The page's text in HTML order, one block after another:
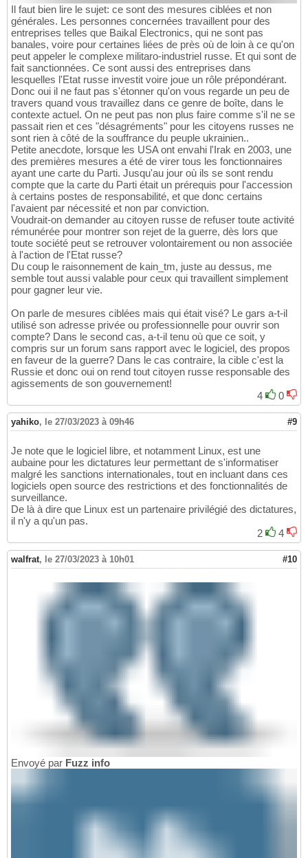
Il faut bien lire le sujet: ce sont des mesures ciblées et non
générales. Les personnes concernées travaillent pour des
entreprises telles que Baikal Electronics, qui ne sont pas
banales, voire pour certaines liées de près où de loin à ce qu'on
peut appeler le complexe militaro-industriel russe. Et qui sont de
fait sanctionnées. Ce sont aussi des entreprises dans
lesquelles l'Etat russe investit voire joue un rôle prépondérant.
Donc oui il ne faut pas s'étonner qu'on vous regarde un peu de
travers quand vous travaillez dans ce genre de boîte, dans le
contexte actuel. On ne peut pas non plus faire comme s'il ne se
passait rien et ces "désagréments" pour les citoyens russes ne
sont rien à côté de la souffrance du peuple ukrainien..
Petite anecdote, lorsque les USA ont envahi l'Irak en 2003, une
des premières mesures a été de virer tous les fonctionnaires
ayant une carte du Parti. Jusqu'au jour où ils se sont rendu
compte que la carte du Parti était un prérequis pour l'accession
à certains postes de responsabilité, et que donc certains
l'avaient par nécessité et non par conviction.
Voudrait-on demander au citoyen russe de refuser toute activité
rémunérée pour montrer son rejet de la guerre, dès lors que
toute société peut se retrouver volontairement ou non associée
à l'action de l'Etat russe?
Du coup le raisonnement de kain_tm, juste au dessus, me
semble tout aussi valable pour ceux qui travaillent simplement
pour gagner leur vie.
On parle de mesures ciblées mais qui était visé? Le gars a-t-il
utilisé son adresse privée ou professionnelle pour ouvrir son
compte? Dans le second cas, a-t-il tenu où que ce soit, y
compris sur un forum sans rapport avec le logiciel, des propos
en faveur de la guerre? Dans le cas contraire, la cible c'est la
Russie et donc oui on rend tout citoyen russe responsable des
agissements de son gouvernement!
4
0
yahiko, le 27/03/2023 à 09h46 #9
Je note que le logiciel libre, et notamment Linux, est une
aubaine pour les dictatures leur permettant de s'informatiser
malgré les sanctions internationales, tout en incluant dans ces
logiciels open source des restrictions et des fonctionnalités de
surveillance.
De là à dire que Linux est un partenaire privilégié des dictatures,
il n'y a qu'un pas.
2
4
walfrat, le 27/03/2023 à 10h01 #10
Envoyé par Fuzz info